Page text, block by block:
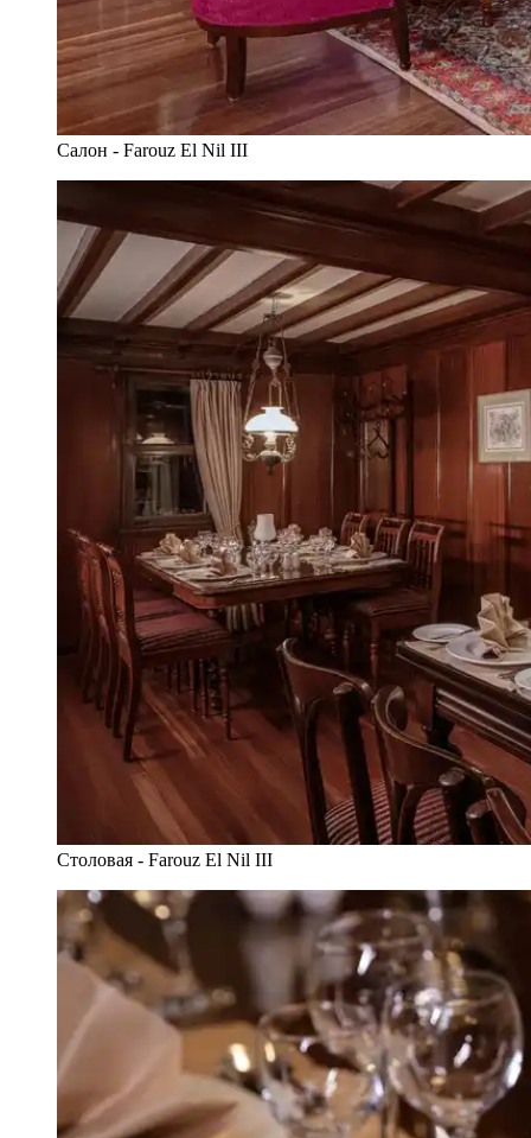
Салон - Farouz El Nil III
Столовая - Farouz El Nil III